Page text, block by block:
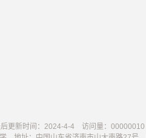
更新时间： 2024-4-4 访问量： 00000010